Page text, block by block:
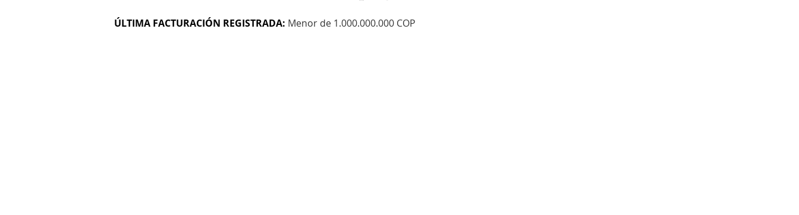
ÚLTIMA FACTURACIÓN REGISTRADA: Menor de 1.000.000.000 COP